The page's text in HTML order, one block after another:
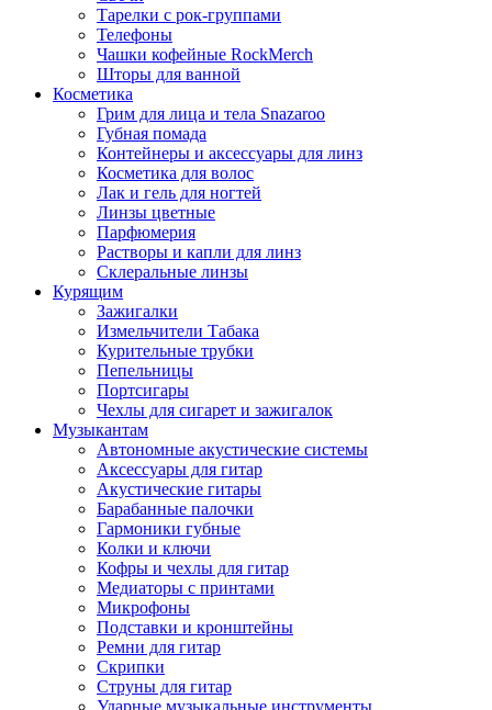
Тарелки с рок-группами
Телефоны
Чашки кофейные RockMerch
Шторы для ванной
Косметика
Грим для лица и тела Snazaroo
Губная помада
Контейнеры и аксессуары для линз
Косметика для волос
Лак и гель для ногтей
Линзы цветные
Парфюмерия
Растворы и капли для линз
Склеральные линзы
Курящим
Зажигалки
Измельчители Табака
Курительные трубки
Пепельницы
Портсигары
Чехлы для сигарет и зажигалок
Музыкантам
Автономные акустические системы
Аксессуары для гитар
Акустические гитары
Барабанные палочки
Гармоники губные
Колки и ключи
Кофры и чехлы для гитар
Медиаторы с принтами
Микрофоны
Подставки и кронштейны
Ремни для гитар
Скрипки
Струны для гитар
Ударные музыкальные инструменты